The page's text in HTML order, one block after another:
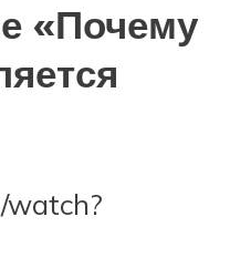
«Почему
watch?